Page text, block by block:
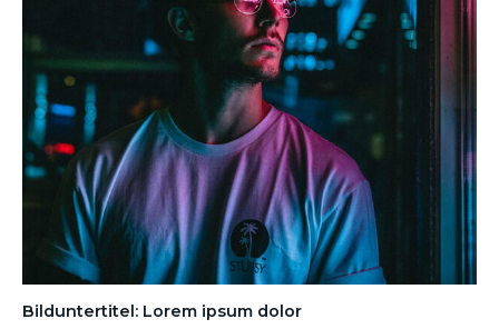
Bilduntertitel: Lorem ipsum dolor